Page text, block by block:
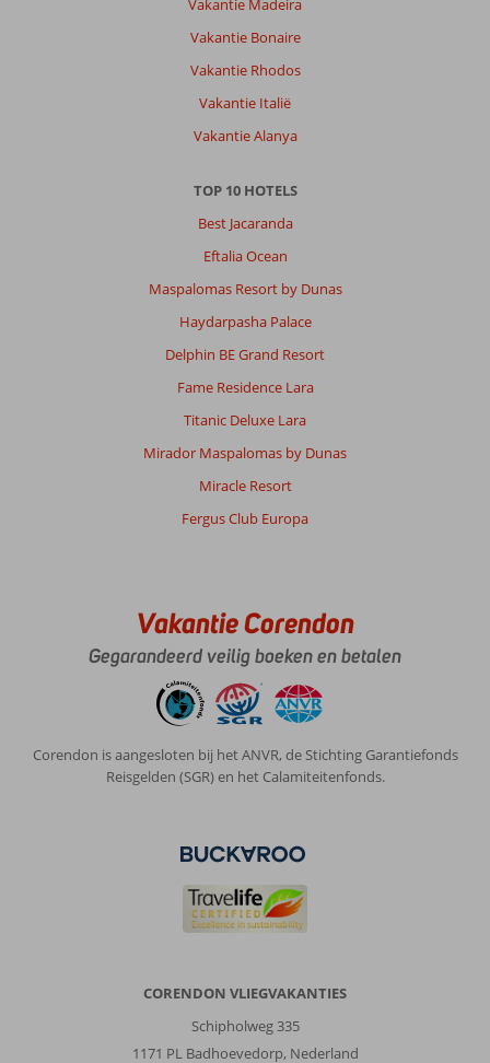
Vakantie Madeira
Vakantie Bonaire
Vakantie Rhodos
Vakantie Italië
Vakantie Alanya
TOP 10 HOTELS
Best Jacaranda
Eftalia Ocean
Maspalomas Resort by Dunas
Haydarpasha Palace
Delphin BE Grand Resort
Fame Residence Lara
Titanic Deluxe Lara
Mirador Maspalomas by Dunas
Miracle Resort
Fergus Club Europa
Vakantie Corendon
Gegarandeerd veilig boeken en betalen
Corendon is aangesloten bij het ANVR, de Stichting Garantiefonds
Reisgelden (SGR) en het Calamiteitenfonds.
CORENDON VLIEGVAKANTIES
Schipholweg 335
1171 PL Badhoevedorp, Nederland